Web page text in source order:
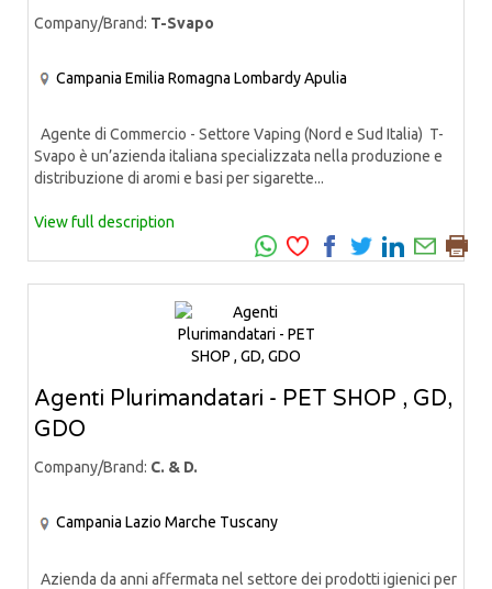
Company/Brand: T-Svapo
Campania Emilia Romagna LombardyApulia
Agente di Commercio - Settore Vaping (Nord e Sud Italia) T-
Svapo è un’azienda italiana specializzata nella produzione e
distribuzione di aromi e basi per sigarette...
View full description
Agenti Plurimandatari - PET SHOP , GD,
GDO
Company/Brand: C. & D.
Campania Lazio Marche Tuscany
Azienda da anni affermata nel settore dei prodotti igienici per